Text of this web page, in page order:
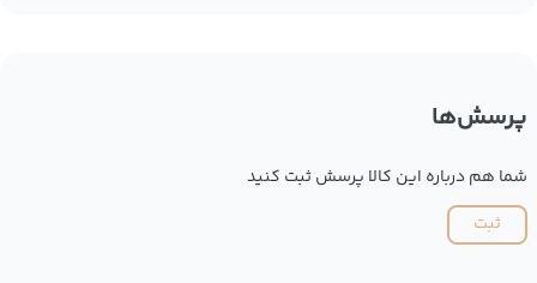
پرسش‌ها
شما هم درباره این کالا پرسش ثبت کنید
ثبت